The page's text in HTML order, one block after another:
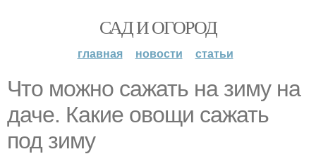
САД И ОГОРОД
главная новости статьи
Что можно сажать на зиму на
даче. Какие овощи сажать
под зиму